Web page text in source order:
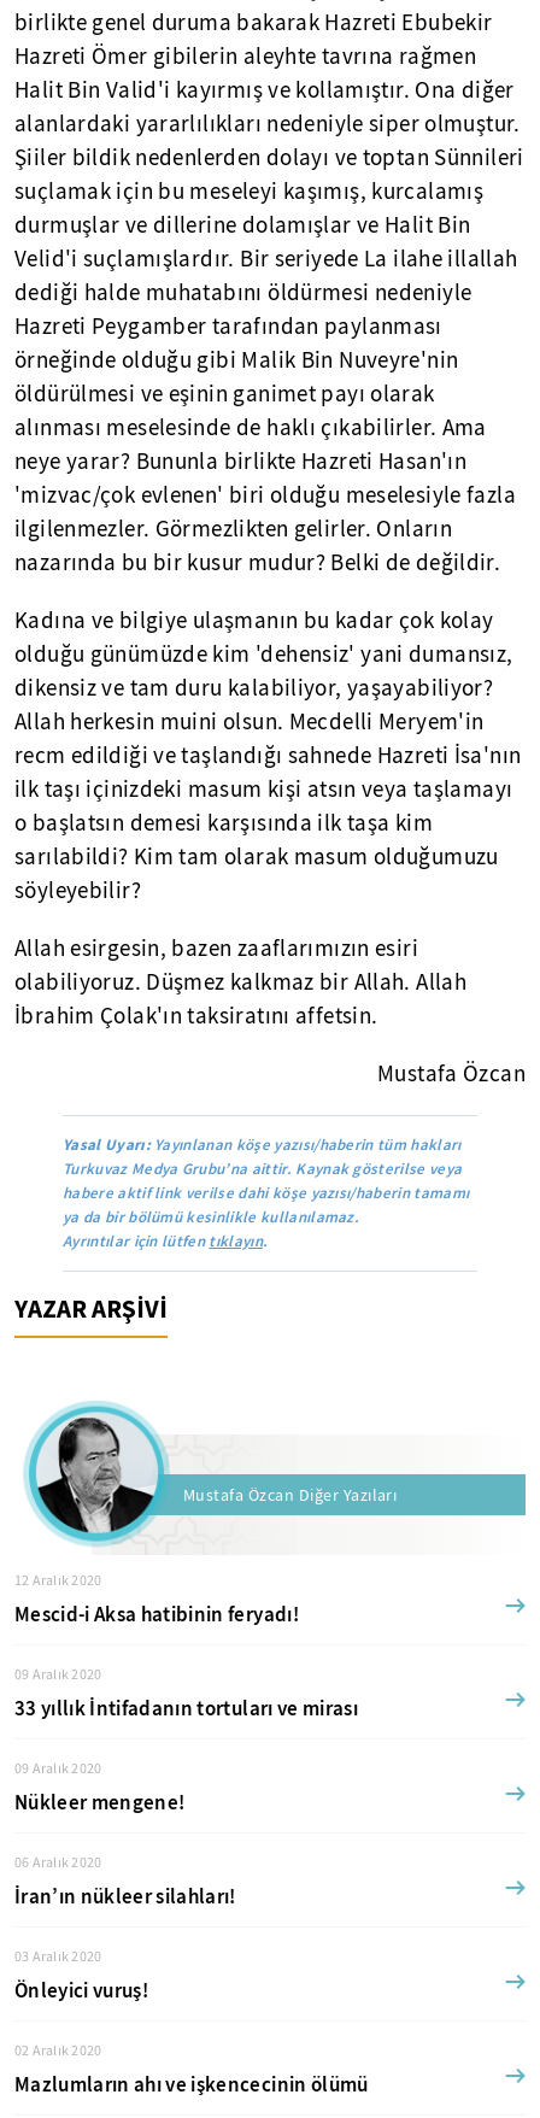
birlikte genel duruma bakarak Hazreti Ebubekir
Hazreti Ömer gibilerin aleyhte tavrına rağmen
Halit Bin Valid'i kayırmış ve kollamıştır. Ona diğer
alanlardaki yararlılıkları nedeniyle siper olmuştur.
Şiiler bildik nedenlerden dolayı ve toptan Sünnileri
suçlamak için bu meseleyi kaşımış, kurcalamış
durmuşlar ve dillerine dolamışlar ve Halit Bin
Velid'i suçlamışlardır. Bir seriyede La ilahe illallah
dediği halde muhatabını öldürmesi nedeniyle
Hazreti Peygamber tarafından paylanması
örneğinde olduğu gibi Malik Bin Nuveyre'nin
öldürülmesi ve eşinin ganimet payı olarak
alınması meselesinde de haklı çıkabilirler. Ama
neye yarar? Bununla birlikte Hazreti Hasan'ın
'mizvac/çok evlenen' biri olduğu meselesiyle fazla
ilgilenmezler. Görmezlikten gelirler. Onların
nazarında bu bir kusur mudur? Belki de değildir.
Kadına ve bilgiye ulaşmanın bu kadar çok kolay
olduğu günümüzde kim 'dehensiz' yani dumansız,
dikensiz ve tam duru kalabiliyor, yaşayabiliyor?
Allah herkesin muini olsun. Mecdelli Meryem'in
recm edildiği ve taşlandığı sahnede Hazreti İsa'nın
ilk taşı içinizdeki masum kişi atsın veya taşlamayı
o başlatsın demesi karşısında ilk taşa kim
sarılabildi? Kim tam olarak masum olduğumuzu
söyleyebilir?
Allah esirgesin, bazen zaaflarımızın esiri
olabiliyoruz. Düşmez kalkmaz bir Allah. Allah
İbrahim Çolak'ın taksiratını affetsin.
Mustafa Özcan
Yasal Uyarı: Yayınlanan köşe yazısı/haberin tüm hakları
Turkuvaz Medya Grubu’na aittir. Kaynak gösterilse veya
habere aktif link verilse dahi köşe yazısı/haberin tamamı
ya da bir bölümü kesinlikle kullanılamaz.
Ayrıntılar için lütfentıklayın.
YAZAR ARŞİVİ
Mustafa Özcan Diğer Yazıları
12 Aralık 2020
Mescid-i Aksa hatibinin feryadı!
09 Aralık 2020
33 yıllık İntifadanın tortuları ve mirası
09 Aralık 2020
Nükleer mengene!
06 Aralık 2020
İran’ın nükleer silahları!
03 Aralık 2020
Önleyici vuruş!
02 Aralık 2020
Mazlumların ahı ve işkencecinin ölümü